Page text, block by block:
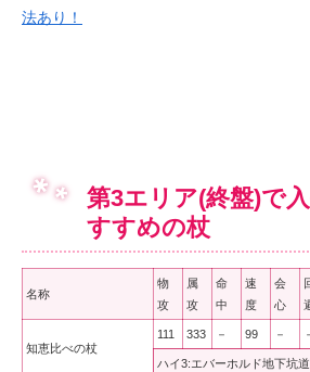
法あり！
第3エリア(終盤)で
すすめの杖
名称
物
攻
属
攻
命
中
速
度
会
心
知恵比べの杖
111 333 － 99 －
ハイ3:エバーホルド地下坑